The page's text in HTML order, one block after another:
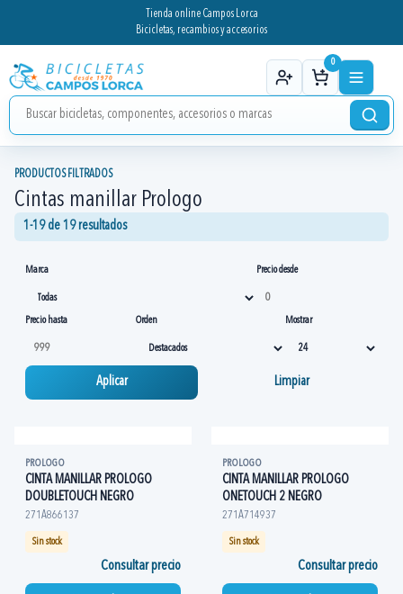
Tienda online Campos Lorca
Bicicletas, recambios y accesorios
0
PRODUCTOS FILTRADOS
Cintas manillar Prologo
1-19 de 19 resultados
Marca Precio desde
Precio hasta Orden Mostrar
Aplicar Limpiar
PROLOGO
CINTA MANILLAR PROLOGO
DOUBLETOUCH NEGRO
271A866137
Sin stock
Consultar precio
PROLOGO
CINTA MANILLAR PROLOGO
ONETOUCH 2 NEGRO
271A714937
Sin stock
Consultar precio